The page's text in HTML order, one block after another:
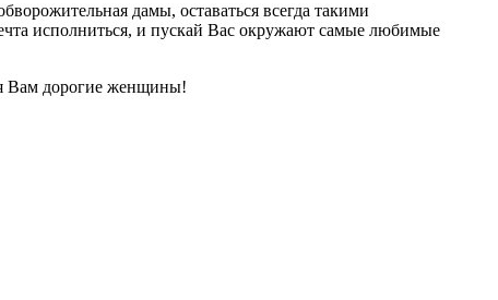
дамы, оставаться всегда такими
исполниться, и пускай Вас окружают самые любимые
Вам дорогие женщины!